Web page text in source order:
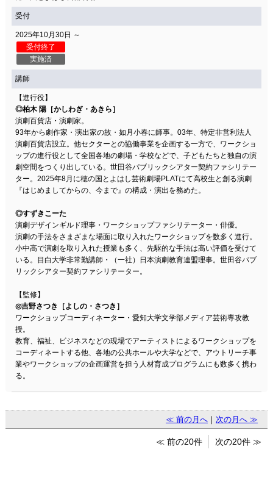
受付
2025年10月30日 ～
受付終了
実施済
講師
【進行役】
◎柏木 陽［かしわぎ・あきら］
演劇百貨店・演劇家。
93年から劇作家・演出家の故・如月小春に師事。03年、特定非営利法人
演劇百貨店設立。他セクターとの協働事業を企画する一方で、ワークショ
ップの進行役として全国各地の劇場・学校などで、子どもたちと独自の演
劇空間をつくり出している。世田谷パブリックシアター契約ファシリテー
ター。2025年8月に穂の国とよはし芸術劇場PLATにて高校生と創る演劇
『はじめましてからの、今まで』の構成・演出を務めた。
◎すずきこーた
演劇デザインギルド理事・ワークショップファシリテーター・俳優。
演劇の手法をさまざまな場面に取り入れたワークショップを数多く進行。
小中高で演劇を取り入れた授業も多く、先駆的な手法は高い評価を受けて
いる。目白大学非常勤講師・（一社）日本演劇教育連盟理事。世田谷パブ
リックシアター契約ファシリテーター。
【監修】
◎吉野さつき［よしの・さつき］
ワークショップコーディネーター・愛知大学文学部メディア芸術専攻教
授。
教育、福祉、ビジネスなどの現場でアーティストによるワークショップを
コーディネートする他、各地の公共ホールや大学などで、アウトリーチ事
業やワークショップの企画運営を担う人材育成プログラムにも数多く携わ
る。
≪ 前の月へ ｜次の月へ ≫
≪ 前の20件 次の20件 ≫